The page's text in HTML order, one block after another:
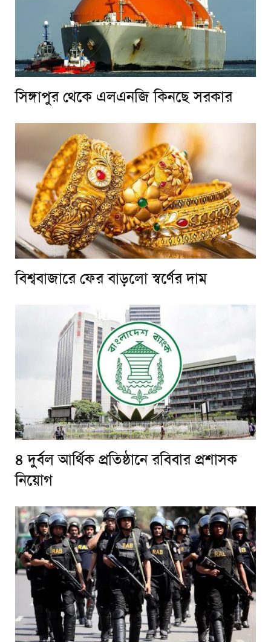
সিঙ্গাপুর থেকে এলএনজি কিনছে সরকার
বিশ্ববাজারে ফের বাড়লো স্বর্ণের দাম
৪ দুর্বল আর্থিক প্রতিষ্ঠানে রবিবার প্রশাসক
নিয়োগ